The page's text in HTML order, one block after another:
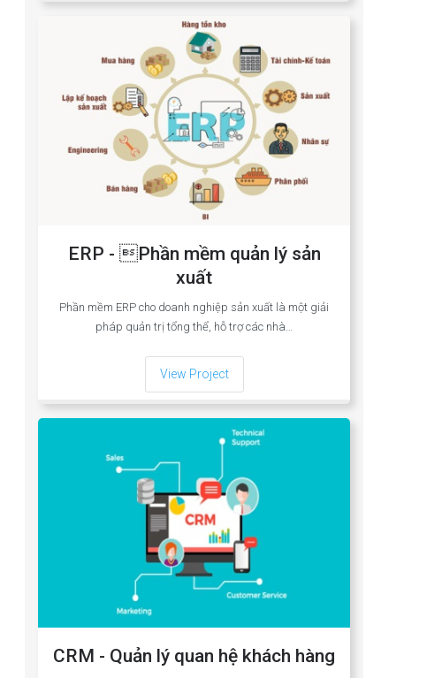
ERP - Phần mềm quản lý sản
xuất
Phần mềm ERP cho doanh nghiệp sản xuất là một giải
pháp quản trị tổng thể, hỗ trợ các nhà…
View Project
CRM - Quản lý quan hệ khách hàng